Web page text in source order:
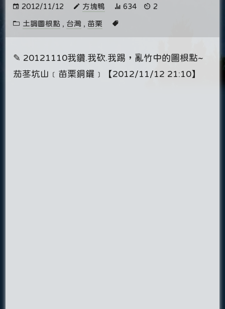
2012/11/12 方塊鴨 634 2
土調圖根點 , 台灣 , 苗栗
✎ 20121110我鑽.我砍.我踢，亂竹中的圖根點~
茄苳坑山﹝苗栗銅鑼﹞【2012/11/12 21:10】